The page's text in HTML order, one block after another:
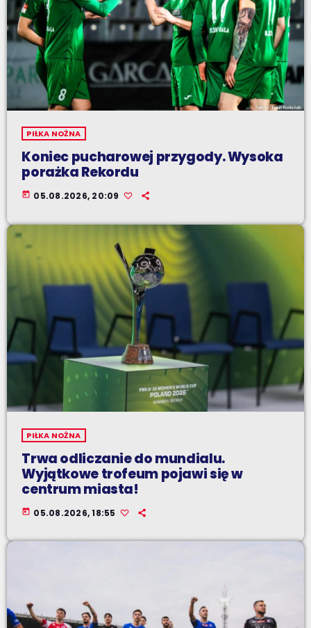
PIŁKA NOŻNA
Koniec pucharowej przygody. Wysoka
porażka Rekordu
today 05.08.2026, 20:09
PIŁKA NOŻNA
Trwa odliczanie do mundialu.
Wyjątkowe trofeum pojawi się w
centrum miasta!
today 05.08.2026, 18:55